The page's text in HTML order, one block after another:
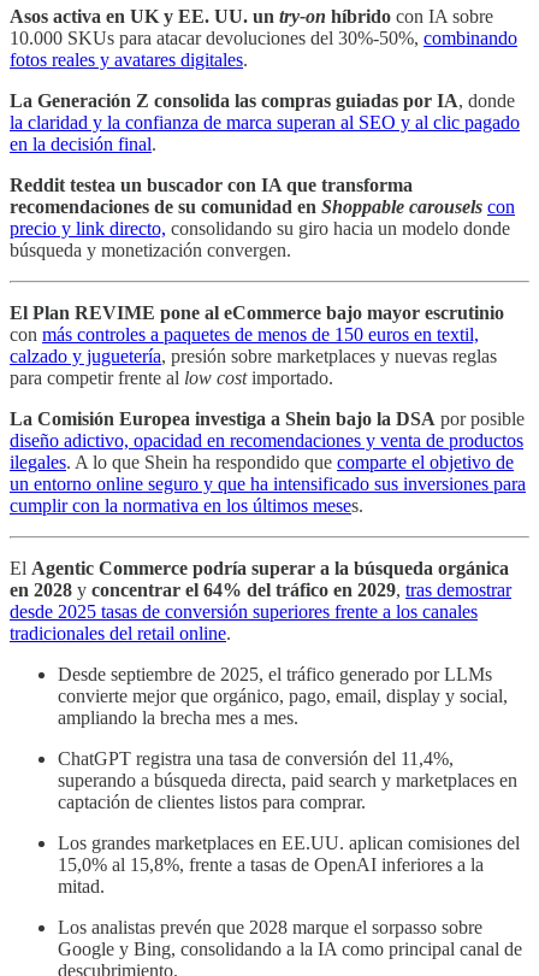
Asos activa en UK y EE. UU. un try-on híbrido con IA sobre
10.000 SKUs para atacar devoluciones del 30%-50%, combinando
fotos reales y avatares digitales.
La Generación Z consolida las compras guiadas por IA, donde
la claridad y la confianza de marca superan al SEO y al clic pagado
en la decisión final.
Reddit testea un buscador con IA que transforma
recomendaciones de su comunidad en Shoppable carousels con
precio y link directo, consolidando su giro hacia un modelo donde
búsqueda y monetización convergen.
El Plan REVIME pone al eCommerce bajo mayor escrutinio
con más controles a paquetes de menos de 150 euros en textil,
calzado y juguetería, presión sobre marketplaces y nuevas reglas
para competir frente al low costimportado.
La Comisión Europea investiga a Shein bajo la DSA por posible
diseño adictivo, opacidad en recomendaciones y venta de productos
ilegales. A lo que Shein ha respondido que comparte el objetivo de
un entorno online seguro y que ha intensificado sus inversiones para
cumplir con la normativa en los últimos meses.
El Agentic Commerce podría superar a la búsqueda orgánica
en 2028 y concentrar el 64% del tráfico en 2029, tras demostrar
desde 2025 tasas de conversión superiores frente a los canales
tradicionales del retail online.
Desde septiembre de 2025, el tráfico generado por LLMs
convierte mejor que orgánico, pago, email, display y social,
ampliando la brecha mes a mes.
ChatGPT registra una tasa de conversión del 11,4%,
superando a búsqueda directa, paid search y marketplaces en
captación de clientes listos para comprar.
Los grandes marketplaces en EE.UU. aplican comisiones del
15,0% al 15,8%, frente a tasas de OpenAI inferiores a la
mitad.
Los analistas prevén que 2028 marque el sorpasso sobre
Google y Bing, consolidando a la IA como principal canal de
descubrimiento.